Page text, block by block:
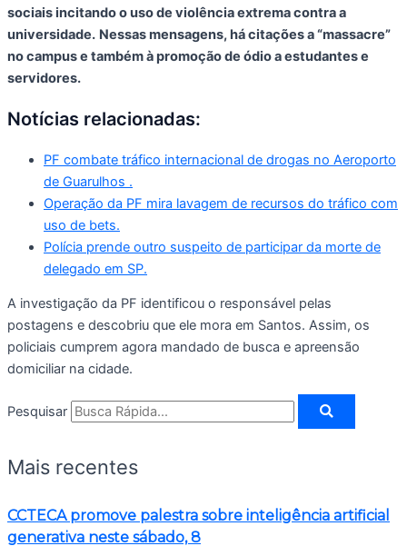
sociais incitando o uso de violência extrema contra a
universidade. Nessas mensagens, há citações a “massacre”
no campus e também à promoção de ódio a estudantes e
servidores.
Notícias relacionadas:
PF combate tráfico internacional de drogas no Aeroporto
de Guarulhos .
Operação da PF mira lavagem de recursos do tráfico com
uso de bets.
Polícia prende outro suspeito de participar da morte de
delegado em SP.
A investigação da PF identificou o responsável pelas
postagens e descobriu que ele mora em Santos. Assim, os
policiais cumprem agora mandado de busca e apreensão
domiciliar na cidade.
Pesquisar
Mais recentes
CCTECA promove palestra sobre inteligência artificial
generativa neste sábado, 8